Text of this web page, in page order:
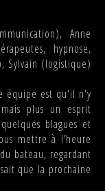
Anne
hypnose,
Sylvain (logistique)
équipe est qu'il n'y
plus un esprit
blagues et
mettre à l’heure
bateau, regardant
que la prochaine